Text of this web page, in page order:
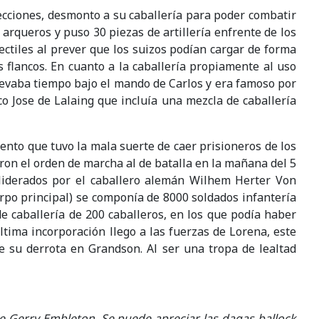
desmonto a su caballería para poder combatir
y puso 30 piezas de artillería enfrente de los
al prever que los suizos podían cargar de forma
En cuanto a la caballería propiamente al uso
tiempo bajo el mando de Carlos y era famoso por
de Lalaing que incluía una mezcla de caballería
que tuvo la mala suerte de caer prisioneros de los
el orden de marcha al de batalla en la mañana del 5
por el caballero alemán Wilhem Herter Von
principal) se componía de 8000 soldados infantería
caballería de 200 caballeros, en los que podía haber
incorporación llego a las fuerzas de Lorena, este
su derrota en Grandson. Al ser una tropa de lealtad